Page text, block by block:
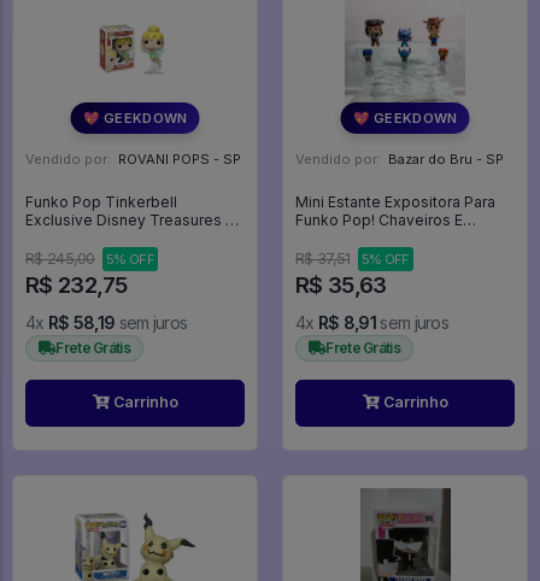
💖 GEEKDOWN
Vendido por: ROVANI POPS - SP
Funko Pop Tinkerbell
Exclusive Disney Treasures -
R$ 245,00
5% OFF
R$ 232,75
4x R$ 58,19 sem juros
Frete Grátis
Carrinho
💖 GEEKDOWN
Vendido por: Bazar do Bru - SP
Mini Estante Expositora Para
Funko Pop! Chaveiros E
R$ 37,51
5% OFF
R$ 35,63
4x R$ 8,91 sem juros
Frete Grátis
Carrinho